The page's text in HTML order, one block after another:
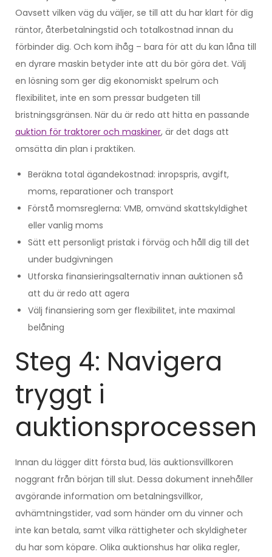
Oavsett vilken väg du väljer, se till att du har klart för dig
räntor, återbetalningstid och totalkostnad innan du
förbinder dig. Och kom ihåg – bara för att du kan låna till
en dyrare maskin betyder inte att du bör göra det. Välj
en lösning som ger dig ekonomiskt spelrum och
flexibilitet, inte en som pressar budgeten till
bristningsgränsen. När du är redo att hitta en passande
auktion för traktorer och maskiner, är det dags att
omsätta din plan i praktiken.
Beräkna total ägandekostnad: inropspris, avgift,
moms, reparationer och transport
Förstå momsreglerna: VMB, omvänd skattskyldighet
eller vanlig moms
Sätt ett personligt pristak i förväg och håll dig till det
under budgivningen
Utforska finansieringsalternativ innan auktionen så
att du är redo att agera
Välj finansiering som ger flexibilitet, inte maximal
belåning
Steg 4: Navigera
tryggt i
auktionsprocessen
Innan du lägger ditt första bud, läs auktionsvillkoren
noggrant från början till slut. Dessa dokument innehåller
avgörande information om betalningsvillkor,
avhämtningstider, vad som händer om du vinner och
inte kan betala, samt vilka rättigheter och skyldigheter
du har som köpare. Olika auktionshus har olika regler,